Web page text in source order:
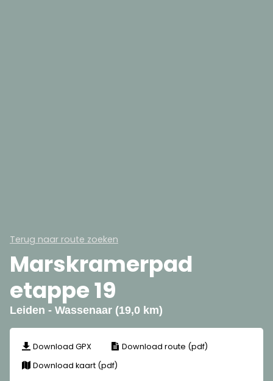
Terug naar route zoeken
Marskramerpad
etappe 19
Leiden - Wassenaar (19,0 km)
Download GPX
Download route (pdf)
Download kaart (pdf)